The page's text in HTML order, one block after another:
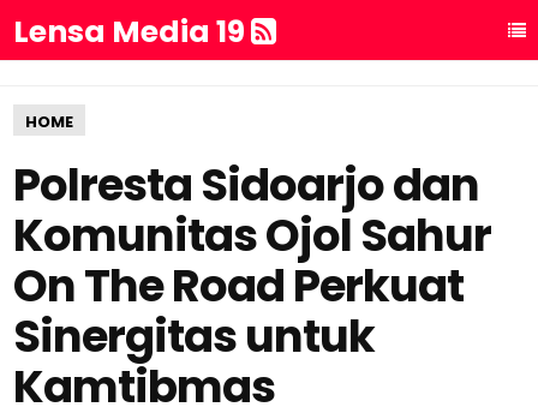
Lensa Media 19
HOME
Polresta Sidoarjo dan
Komunitas Ojol Sahur
On The Road Perkuat
Sinergitas untuk
Kamtibmas